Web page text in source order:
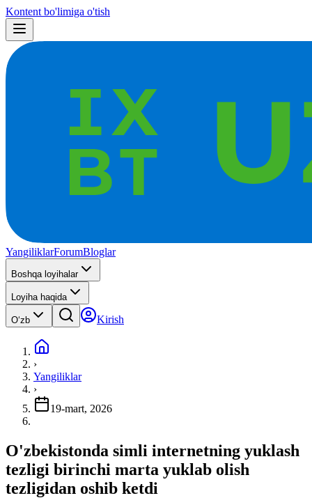
Kontent bo'limiga o'tish
YangiliklarForumBloglar
Boshqa loyihalar
Loyiha haqida
Oʻzb Kirish
›
Yangiliklar
›
19-mart, 2026
O'zbekistonda simli internetning yuklash
tezligi birinchi marta yuklab olish
tezligidan oshib ketdi